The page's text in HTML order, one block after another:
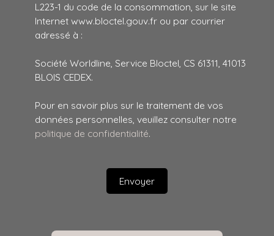
L223-1 du code de la consommation, sur le site
Internet www.bloctel.gouv.fr ou par courrier
adressé à :
Société Worldline, Service Bloctel, CS 61311, 41013
BLOIS CEDEX.
Pour en savoir plus sur le traitement de vos
données personnelles, veuillez consulter notre
politique de confidentialité.
Envoyer